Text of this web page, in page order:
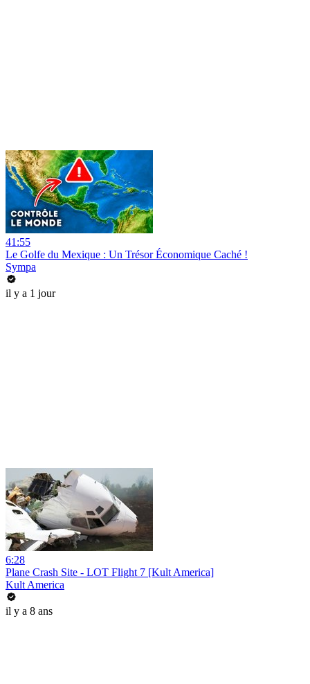
41:55
Le Golfe du Mexique : Un Trésor Économique Caché !
Sympa
il y a 1 jour
6:28
Plane Crash Site - LOT Flight 7 [Kult America]
Kult America
il y a 8 ans